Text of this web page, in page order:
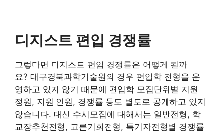
디지스트 편입 경쟁률
그렇다면 디지스트 편입 경쟁률은 어떻게 될까
요? 대구경북과학기술원의 경우 편입학 전형을 운
영하고 있지 않기 때문에 편입학 모집단위별 지원
정원, 지원 인원, 경쟁률 등도 별도로 공개하고 있지
않습니다. 대신 수시모집에 대해서는 일반전형, 학
교장추천전형, 고른기회전형, 특기자전형별 경쟁률